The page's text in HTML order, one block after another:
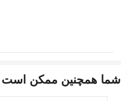
شما همچنین ممکن است